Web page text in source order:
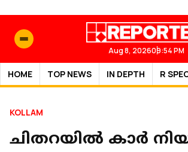
Aug 8, 202609:54 PM
HOME TOP NEWS IN DEPTH R
KOLLAM
ചിതറയില്‍ കാര്‍